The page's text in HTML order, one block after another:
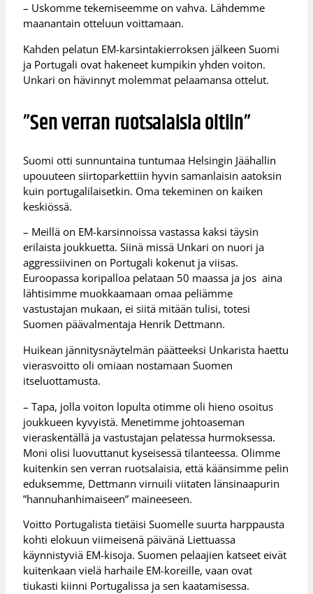
– Uskomme tekemiseemme on vahva. Lähdemme
maanantain otteluun voittamaan.
Kahden pelatun EM-karsintakierroksen jälkeen Suomi
ja Portugali ovat hakeneet kumpikin yhden voiton.
Unkari on hävinnyt molemmat pelaamansa ottelut.
”Sen verran ruotsalaisia oltiin”
Suomi otti sunnuntaina tuntumaa Helsingin Jäähallin
upouuteen siirtoparkettiin hyvin samanlaisin aatoksin
kuin portugalilaisetkin. Oma tekeminen on kaiken
keskiössä.
– Meillä on EM-karsinnoissa vastassa kaksi täysin
erilaista joukkuetta. Siinä missä Unkari on nuori ja
aggressiivinen on Portugali kokenut ja viisas.
Euroopassa koripalloa pelataan 50 maassa ja jos aina
lähtisimme muokkaamaan omaa peliämme
vastustajan mukaan, ei siitä mitään tulisi, totesi
Suomen päävalmentaja Henrik Dettmann.
Huikean jännitysnäytelmän päätteeksi Unkarista haettu
vierasvoitto oli omiaan nostamaan Suomen
itseluottamusta.
– Tapa, jolla voiton lopulta otimme oli hieno osoitus
joukkueen kyvyistä. Menetimme johtoaseman
vieraskentällä ja vastustajan pelatessa hurmoksessa.
Moni olisi luovuttanut kyseisessä tilanteessa. Olimme
kuitenkin sen verran ruotsalaisia, että käänsimme pelin
eduksemme, Dettmann virnuili viitaten länsinaapurin
”hannuhanhimaiseen” maineeseen.
Voitto Portugalista tietäisi Suomelle suurta harppausta
kohti elokuun viimeisenä päivänä Liettuassa
käynnistyviä EM-kisoja. Suomen pelaajien katseet eivät
kuitenkaan vielä harhaile EM-koreille, vaan ovat
tiukasti kiinni Portugalissa ja sen kaatamisessa.